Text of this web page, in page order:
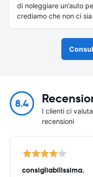
di noleggiare un’auto
crediamo che non ci
8.4
I clienti ci
recensioni
consigliabilissima.